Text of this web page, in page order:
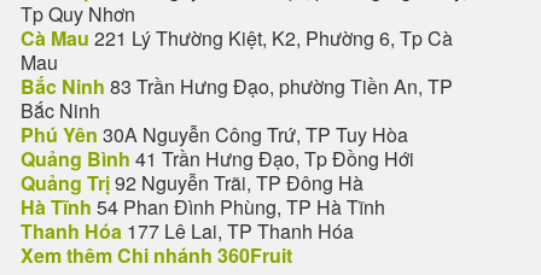
Tp Quy Nhơn
Cà Mau 221 Lý Thường Kiệt, K2, Phường 6, Tp Cà
Mau
Bắc Ninh 83 Trần Hưng Đạo, phường Tiền An, TP
Bắc Ninh
Phú Yên 30A Nguyễn Công Trứ, TP Tuy Hòa
Quảng Bình 41 Trần Hưng Đạo, Tp Đồng Hới
Quảng Trị92 Nguyễn Trãi, TP Đông Hà
Hà Tĩnh 54 Phan Đình Phùng, TP Hà Tĩnh
Thanh Hóa 177 Lê Lai, TP Thanh Hóa
Xem thêm Chi nhánh 360Fruit